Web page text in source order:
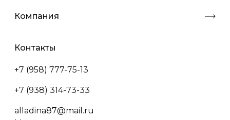
Компания
Контакты
+7 (958) 777-75-13
+7 (938) 314-73-33
alladina87@mail.ru